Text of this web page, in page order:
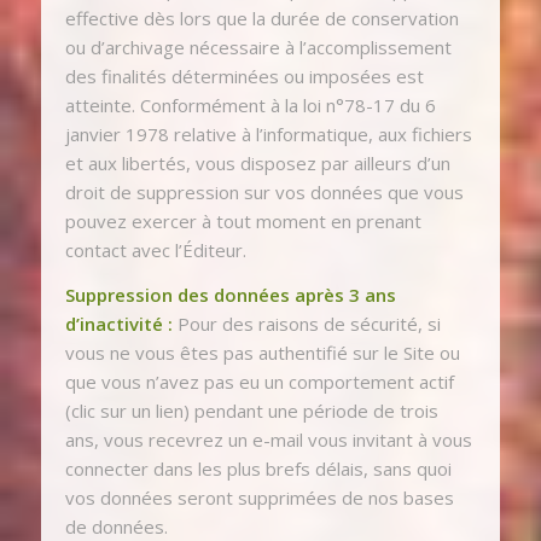
effective dès lors que la durée de conservation
ou d’archivage nécessaire à l’accomplissement
des finalités déterminées ou imposées est
atteinte. Conformément à la loi n°78-17 du 6
janvier 1978 relative à l’informatique, aux fichiers
et aux libertés, vous disposez par ailleurs d’un
droit de suppression sur vos données que vous
pouvez exercer à tout moment en prenant
contact avec l’Éditeur.
Suppression des données après 3 ans
d’inactivité : Pour des raisons de sécurité, si
vous ne vous êtes pas authentifié sur le Site ou
que vous n’avez pas eu un comportement actif
(clic sur un lien) pendant une période de trois
ans, vous recevrez un e-mail vous invitant à vous
connecter dans les plus brefs délais, sans quoi
vos données seront supprimées de nos bases
de données.